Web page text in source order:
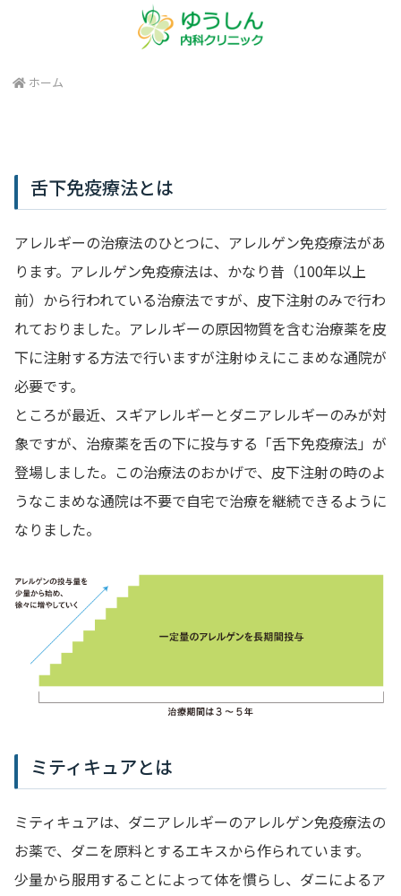
ホーム
舌下免疫療法とは
アレルギーの治療法のひとつに、アレルゲン免疫療法があ
ります。アレルゲン免疫療法は、かなり昔（100年以上
前）から行われている治療法ですが、皮下注射のみで行わ
れておりました。アレルギーの原因物質を含む治療薬を皮
下に注射する方法で行いますが注射ゆえにこまめな通院が
必要です。
ところが最近、スギアレルギーとダニアレルギーのみが対
象ですが、治療薬を舌の下に投与する「舌下免疫療法」が
登場しました。この治療法のおかげで、皮下注射の時のよ
うなこまめな通院は不要で自宅で治療を継続できるように
なりました。
ミティキュアとは
ミティキュアは、ダニアレルギーのアレルゲン免疫療法の
お薬で、ダニを原料とするエキスから作られています。
少量から服用することによって体を慣らし、ダニによるア